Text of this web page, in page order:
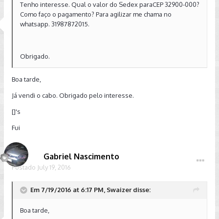
Tenho interesse. Qual o valor do Sedex paraCEP 32900-000?
Como faço o pagamento? Para agilizar me chama no
whatsapp. 31987872015.
Obrigado.
Boa tarde,
Já vendi o cabo. Obrigado pelo interesse.
[]'s
Fui
Gabriel Nascimento
Postado July 19, 2016
Em 7/19/2016 at 6:17 PM, Swaizer disse:
Boa tarde,